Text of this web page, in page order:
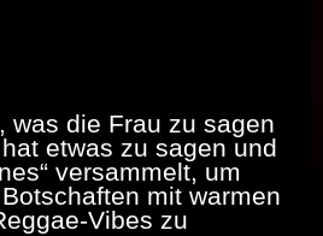
was die Frau zu sagen
etwas zu sagen und
versammelt, um
mit warmen
Vibes zu